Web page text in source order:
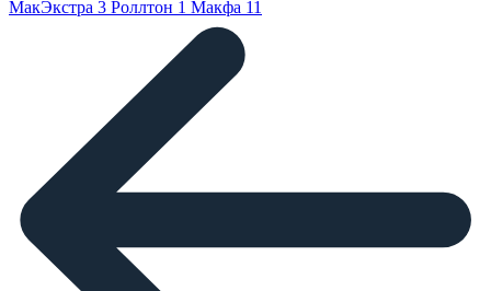
МакЭкстра 3 Роллтон 1 Макфа 11